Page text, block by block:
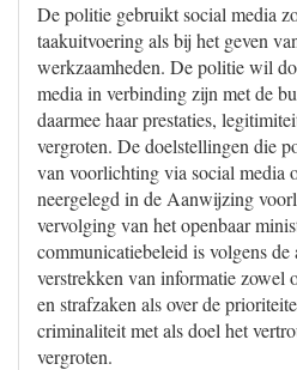
De politie gebruikt social media
taakuitvoering als bij het geven
werkzaamheden. De politie wil
media in verbinding zijn met de
daarmee haar prestaties,
vergroten. De doelstellingen die
van voorlichting via social media
neergelegd in de Aanwijzing
vervolging van het openbaar
communicatiebeleid is volgens
verstrekken van informatie zowel
en strafzaken als over de
criminaliteit met als doel het
vergroten.